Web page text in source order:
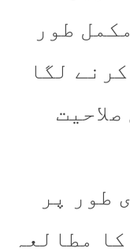
طور
لگا
طور پر
مطالعہ